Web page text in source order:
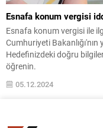
Esnafa konum vergisi
Esnafa konum vergisi ile
Cumhuriyeti Bakanlığı'nın
Hedefinizdeki doğru
öğrenin.
05.12.2024